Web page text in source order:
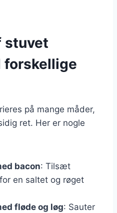
stuvet
forskellige
på mange måder,
ret. Her er nogle
bacon: Tilsæt
en saltet og røget
fløde og løg: Sauter